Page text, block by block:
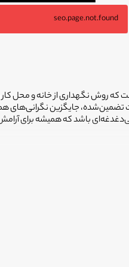
که روش نگهداری از خانه و محل
تضمین‌شده، جایگزین
باشد که همیشه
seo.page.not.found